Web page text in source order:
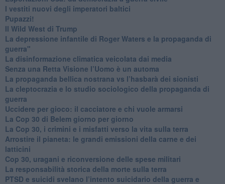
​I vestiti nuovi degli imperatori baltici
​Pupazzi!
​Il Wild West di Trump
​La depressione infantile di Roger Waters e la propaganda di
guerra"
​La disinformazione climatica veicolata dai media
Senza una Retta Visione l’Uomo è un automa
​La propaganda bellica nostrana vs l’hasbarà dei sionisti
​La cleptocrazia e lo studio sociologico della propaganda di
guerra
​Uccidere per gioco: il cacciatore e chi vuole armarsi
​La Cop 30 di Belem giorno per giorno
La Cop 30, i crimini e i misfatti verso la vita sulla terra
Arrostire il pianeta: le grandi emissioni della carne e dei
latticini
​Cop 30, uragani e riconversione delle spese militari
La responsabilità storica della morte sulla terra
PTSD e suicidi svelano l’intento suicidario della guerra e